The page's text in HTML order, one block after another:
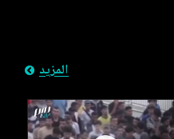
المزيد